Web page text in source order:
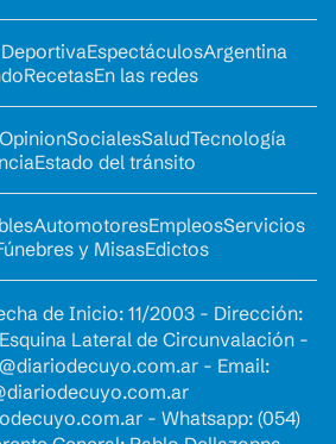
EspectáculosArgentina
RecetasEn las redes
SocialesSaludTecnología
Estado del tránsito
AutomotoresEmpleosServicios
y MisasEdictos
de Inicio: 11/2003 - Dirección:
Lateral de Circunvalación -
- Email:
- Whatsapp: (054)